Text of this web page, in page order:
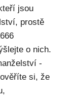
jsou
prostě
o nich.
-
si, že